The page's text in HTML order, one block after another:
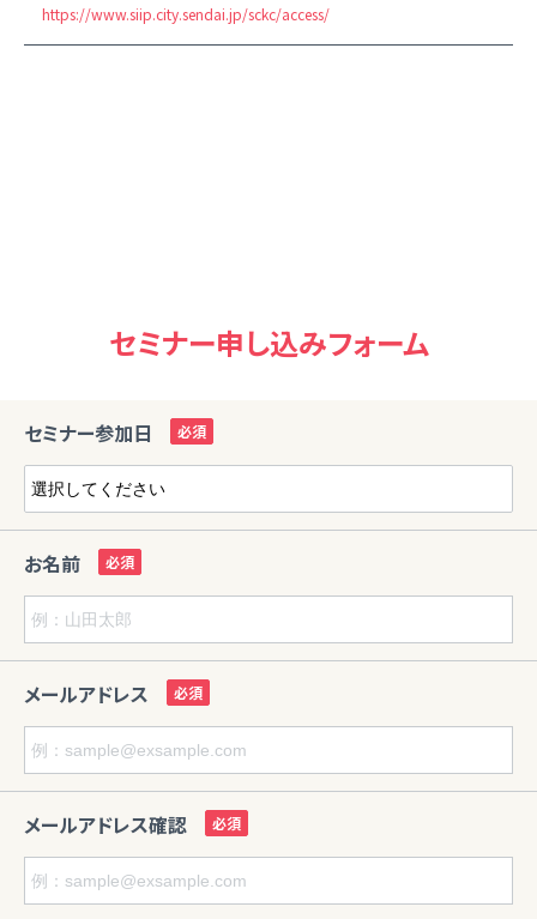
https://www.siip.city.sendai.jp/sckc/access/
セミナー申し込みフォーム
セミナー参加日
お名前
メールアドレス
メールアドレス確認